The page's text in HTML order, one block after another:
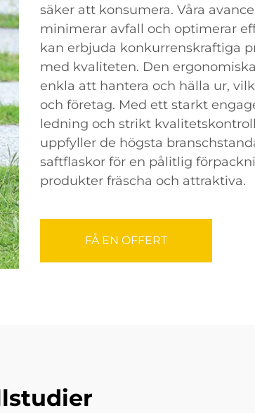
säker att konsumera. Våra
minimerar avfall och optimerar
kan erbjuda konkurrenskraftiga
med kvaliteten. Den
enkla att hantera och hälla ur,
och företag. Med ett starkt
ledning och strikt
uppfyller de högsta
saftflaskor för en pålitlig
produkter fräscha och attraktiva.
FÅ EN OFFERT